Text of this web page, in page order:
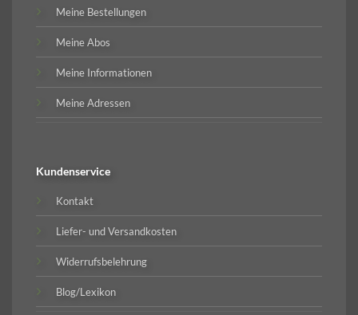
Meine Bestellungen
Meine Abos
Meine Informationen
Meine Adressen
Kundenservice
Kontakt
Liefer- und Versandkosten
Widerrufsbelehrung
Blog/Lexikon